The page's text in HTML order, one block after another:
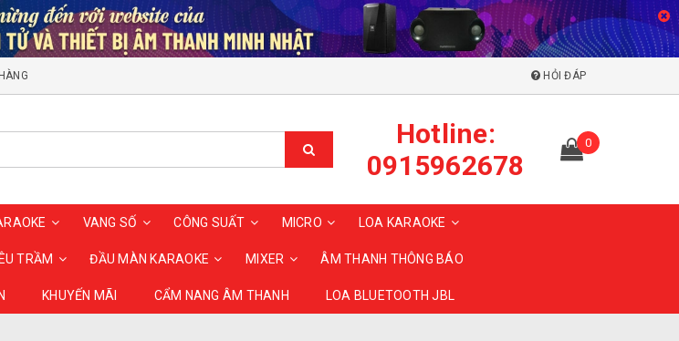
HỎI ĐÁP
Hotline:
0915962678
0
VANG SỐ CÔNG SUẤT MICRO LOA KARAOKE
TRẦM ĐẦU MÀN KARAOKE MIXER ÂM THANH THÔNG BÁO
KHUYẾN MÃI CẨM NANG ÂM THANH LOA BLUETOOTH JBL